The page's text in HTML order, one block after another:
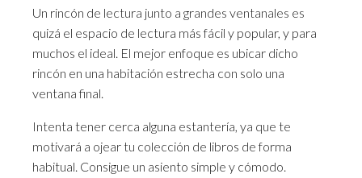
Un rincón de lectura junto a grandes ventanales es
quizá el espacio de lectura más fácil y popular, y para
muchos el ideal. El mejor enfoque es ubicar dicho
rincón en una habitación estrecha con solo una
ventana final.
Intenta tener cerca alguna estantería, ya que te
motivará a ojear tu colección de libros de forma
habitual. Consigue un asiento simple y cómodo.